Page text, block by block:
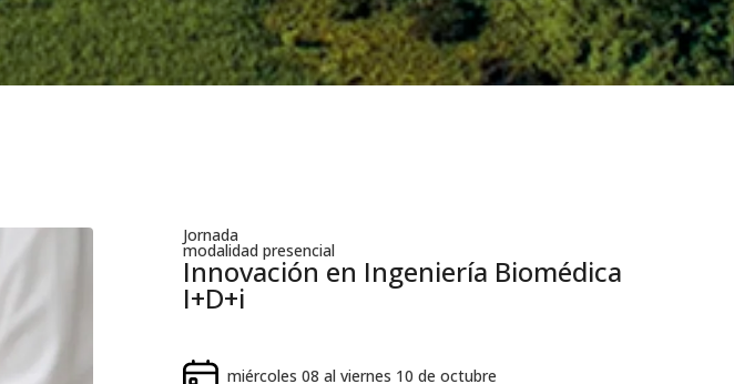
Jornada
modalidad presencial
Innovación en Ingeniería Biomédica
I+D+i
miércoles 08 al viernes 10 de octubre